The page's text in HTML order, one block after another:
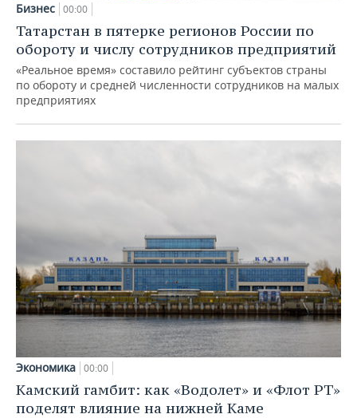
Бизнес 00:00
Татарстан в пятерке регионов России по
обороту и числу сотрудников предприятий
«Реальное время» составило рейтинг субъектов страны
по обороту и средней численности сотрудников на малых
предприятиях
Экономика 00:00
Камский гамбит: как «Водолет» и «Флот РТ»
поделят влияние на нижней Каме